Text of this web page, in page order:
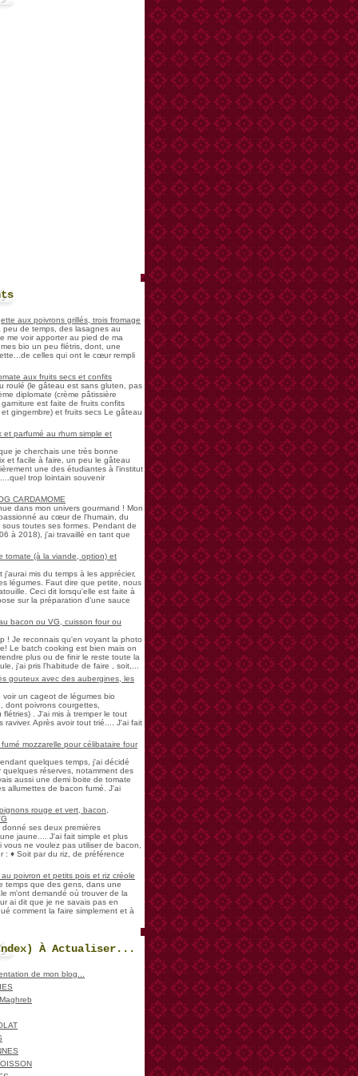
aux poivrons grillés, trois fromage
peu de temps, des lasagnes au
me voir apporter au pied de ma
bio un peu flétris, dont, une
celles qui ont le cœur rempli
aux fruits secs et confits
roulé (le gâteau est sans gluten, pas
diplomate (crème pâtissière
est faite de fruits confits
gingembre) et fruits secs Le gâteau
et parfumé au rhum simple et
je cherchais une très bonne
et facile à faire, un peu le gâteau
une des étudiantes à l'institut
trop lointain souvenir
CARDAMOME
dans mon univers gourmand ! Mon
au cœur de l'humain, du
toutes ses formes. Pendant de
à 2018), j'ai travaillé en tant que
tomate (à la viande, option) et
mis du temps à les apprécier,
légumes. Faut dire que petite, nous
Ceci dit lorsqu'elle est faite à
sur la préparation d'une sauce
bacon ou VG, cuisson four ou
! Je reconnais qu'en voyant la photo
Le batch cooking est bien mais on
plus ou de finir le reste toute la
j'ai pris l'habitude de faire , soit,...
gouteux avec des aubergines, les
voir un cageot de légumes bio
dont poivrons courgettes,
. J'ai mis à tremper le tout
raviver. Après avoir tout trié.... J'ai fait
mozzarelle pour célibataire four
quelques temps, j'ai décidé
réserves, notamment des
aussi une demi boite de tomate
allumettes de bacon fumé. J'ai
rouge et vert, bacon,
ses deux premières
jaune.... J'ai fait simple et plus
ne voulez pas utiliser de bacon,
: ♦ Soit par du riz, de préférence
poivron et petits pois et riz créole
temps que des gens, dans une
m'ont demandé où trouver de la
ai dit que je ne savais pas en
comment la faire simplement et à
À Actualiser...
de mon blog...